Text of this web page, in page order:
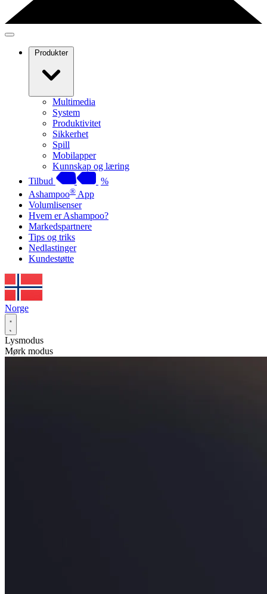
Produkter
Multimedia
System
Produktivitet
Sikkerhet
Spill
Mobilapper
Kunnskap og læring
Tilbud
%
Ashampoo® App
Volumlisenser
Hvem er Ashampoo?
Markedspartnere
Tips og triks
Nedlastinger
Kundestøtte
Norge
Lysmodus
Mørk modus